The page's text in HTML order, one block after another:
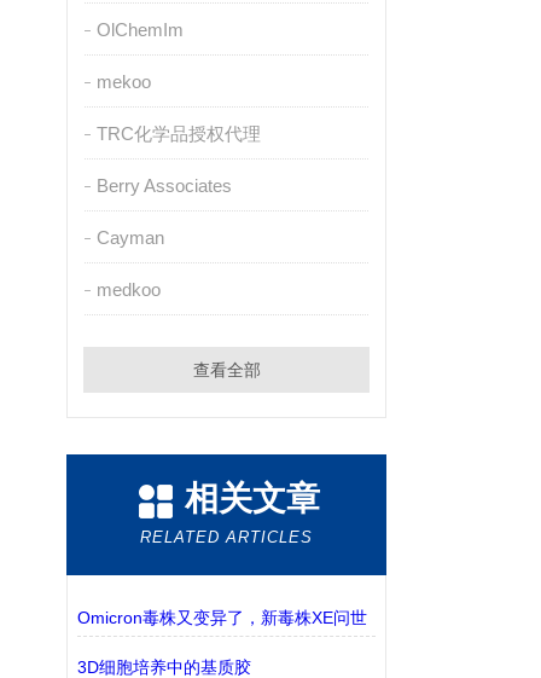
OlChemIm
mekoo
TRC化学品授权代理
Berry Associates
Cayman
medkoo
查看全部
相关文章
RELATED ARTICLES
Omicron毒株又变异了，新毒株XE问世
3D细胞培养中的基质胶